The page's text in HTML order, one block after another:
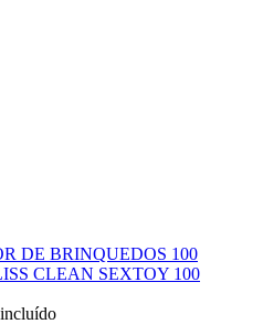
DE BRINQUEDOS 100
CLEAN SEXTOY 100